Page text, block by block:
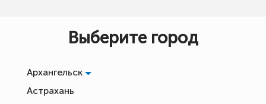
Выберите город
Архангельск
Астрахань